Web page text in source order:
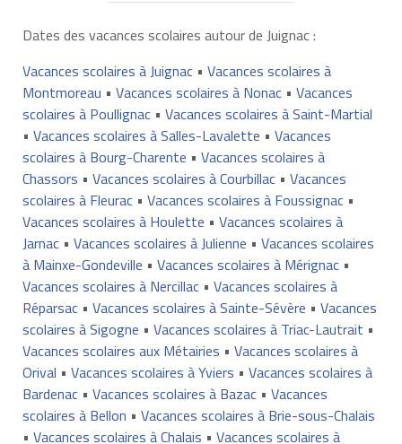
Dates des vacances scolaires autour de Juignac :
Vacances scolaires à Juignac• Vacances scolaires à
Montmoreau • Vacances scolaires à Nonac• Vacances
scolaires à Poullignac• Vacances scolaires à Saint-Martial
• Vacances scolaires à Salles-Lavalette • Vacances
scolaires à Bourg-Charente • Vacances scolaires à
Chassors • Vacances scolaires à Courbillac• Vacances
scolaires à Fleurac• Vacances scolaires à Foussignac•
Vacances scolaires à Houlette • Vacances scolaires à
Jarnac• Vacances scolaires à Julienne • Vacances scolaires
à Mainxe-Gondeville • Vacances scolaires à Mérignac•
Vacances scolaires à Nercillac• Vacances scolaires à
Réparsac• Vacances scolaires à Sainte-Sévère • Vacances
scolaires à Sigogne • Vacances scolaires à Triac-Lautrait •
Vacances scolaires aux Métairies • Vacances scolaires à
Orival • Vacances scolaires à Yviers • Vacances scolaires à
Bardenac• Vacances scolaires à Bazac• Vacances
scolaires à Bellon • Vacances scolaires à Brie-sous-Chalais
• Vacances scolaires à Chalais • Vacances scolaires à